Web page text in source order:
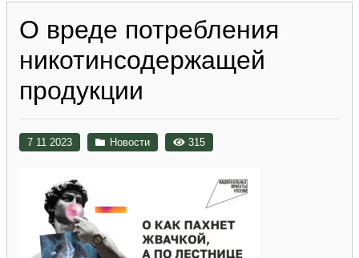
О вреде потребления
никотинсодержащей
продукции
7 11 2023 Новости 315